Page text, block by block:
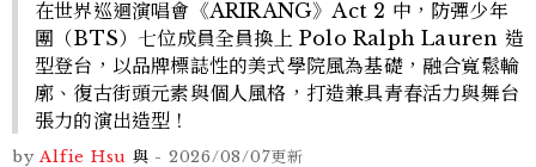
在世界巡迴演唱會《ARIRANG》Act 2 中，防彈少年
團（BTS）七位成員全員換上 Polo Ralph Lauren 造
型登台，以品牌標誌性的美式學院風為基礎，融合寬鬆輪
廓、復古街頭元素與個人風格，打造兼具青春活力與舞台
張力的演出造型！
by Alfie Hsu 與 - 2026/08/07更新